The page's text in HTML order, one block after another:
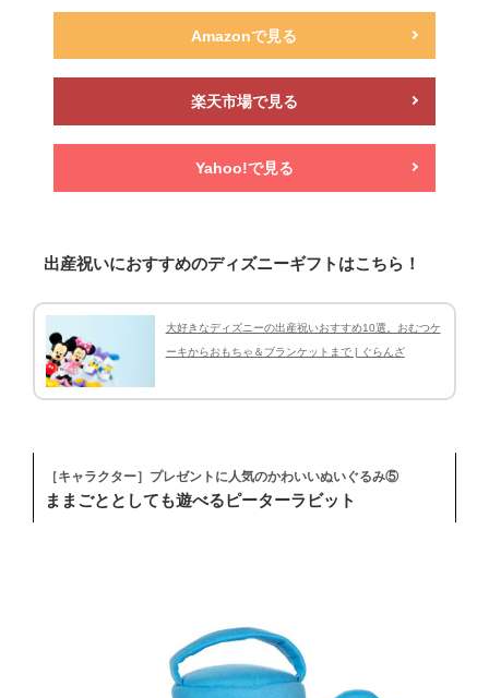
Amazonで見る
楽天市場で見る
Yahoo!で見る
出産祝いにおすすめのディズニーギフトはこちら！
大好きなディズニーの出産祝いおすすめ10選。おむつケ
ーキからおもちゃ＆ブランケットまで | ぐらんざ
［キャラクター］プレゼントに人気のかわいいぬいぐるみ⑤
ままごととしても遊べるピーターラビット